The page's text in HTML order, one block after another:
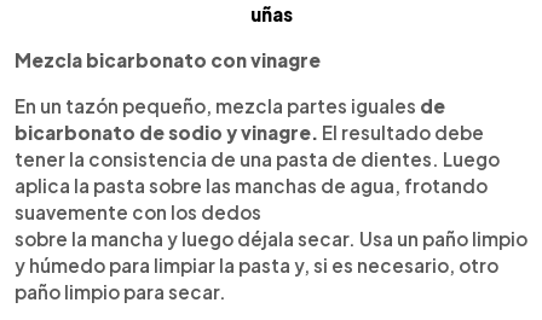
uñas
Mezcla bicarbonato con vinagre
En un tazón pequeño, mezcla partes iguales de
bicarbonato de sodio y vinagre. El resultado debe
tener la consistencia de una pasta de dientes. Luego
aplica la pasta sobre las manchas de agua, frotando
suavemente con los dedos
sobre la mancha y luego déjala secar. Usa un paño limpio
y húmedo para limpiar la pasta y, si es necesario, otro
paño limpio para secar.